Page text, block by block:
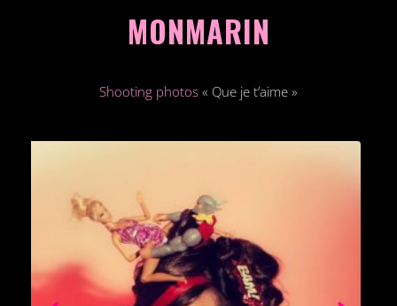
MONMARIN
Shooting photos « Que je t’aime »